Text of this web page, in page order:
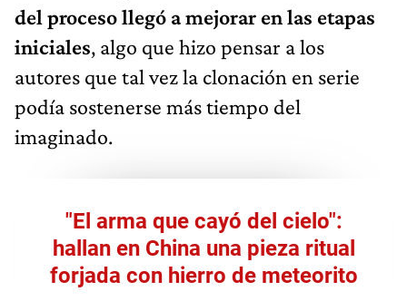
del proceso llegó a mejorar en las etapas
iniciales, algo que hizo pensar a los
autores que tal vez la clonación en serie
podía sostenerse más tiempo del
imaginado.
"El arma que cayó del cielo":
hallan en China una pieza ritual
forjada con hierro de meteorito